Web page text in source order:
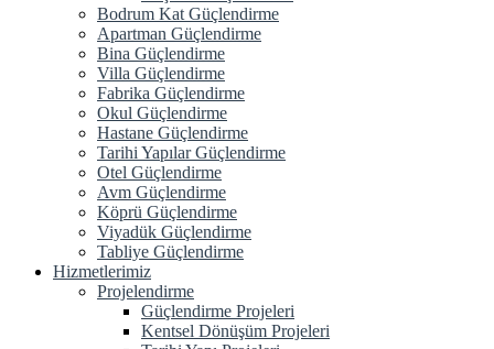
Bodrum Kat Güçlendirme
Apartman Güçlendirme
Bina Güçlendirme
Villa Güçlendirme
Fabrika Güçlendirme
Okul Güçlendirme
Hastane Güçlendirme
Tarihi Yapılar Güçlendirme
Otel Güçlendirme
Avm Güçlendirme
Köprü Güçlendirme
Viyadük Güçlendirme
Tabliye Güçlendirme
Hizmetlerimiz
Projelendirme
Güçlendirme Projeleri
Kentsel Dönüşüm Projeleri